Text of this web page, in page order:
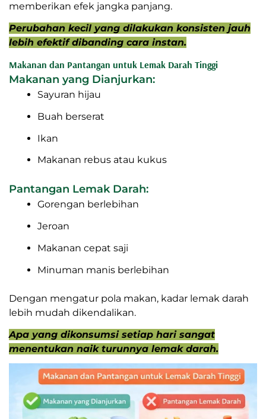
memberikan efek jangka panjang.
Perubahan kecil yang dilakukan konsisten jauh
lebih efektif dibanding cara instan.
Makanan dan Pantangan untuk Lemak Darah Tinggi
Makanan yang Dianjurkan:
Sayuran hijau
Buah berserat
Ikan
Makanan rebus atau kukus
Pantangan Lemak Darah:
Gorengan berlebihan
Jeroan
Makanan cepat saji
Minuman manis berlebihan
Dengan mengatur pola makan, kadar lemak darah
lebih mudah dikendalikan.
Apa yang dikonsumsi setiap hari sangat
menentukan naik turunnya lemak darah.